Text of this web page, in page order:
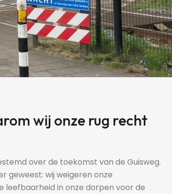
wij onze rug recht
over de toekomst van de Guisweg.
geweest: wij weigeren onze
in onze dorpen voor de